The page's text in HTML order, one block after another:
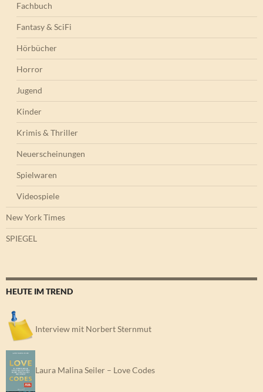
Fachbuch
Fantasy & SciFi
Hörbücher
Horror
Jugend
Kinder
Krimis & Thriller
Neuerscheinungen
Spielwaren
Videospiele
New York Times
SPIEGEL
HEUTE IM TREND
Interview mit Norbert Sternmut
Laura Malina Seiler – Love Codes